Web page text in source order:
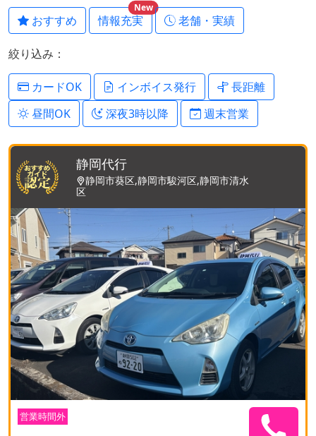
おすすめ 情報充実
New
老舗・実績
絞り込み：
カードOK インボイス発行
長距離
昼間OK
深夜3時以降 週末営業
静岡代行
静岡市葵区,静岡市駿河区,静岡市清水
区
営業時間外